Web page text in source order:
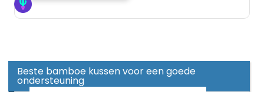
Beste bamboe kussen voor een goede
ondersteuning